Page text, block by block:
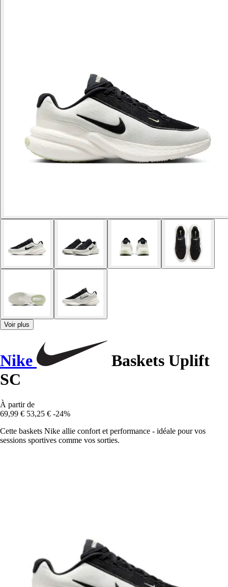
Voir plus
Nike
Baskets Uplift
SC
À partir de
69,99 € 53,25 € -24%
Cette baskets Nike allie confort et performance - idéale pour vos
sessions sportives comme vos sorties.